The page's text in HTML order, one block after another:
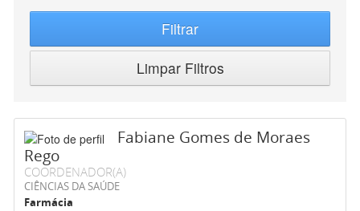
Filtrar
Limpar Filtros
Fabiane Gomes de Moraes
Rego
COORDENADOR(A)
CIÊNCIAS DA SAÚDE
Farmácia